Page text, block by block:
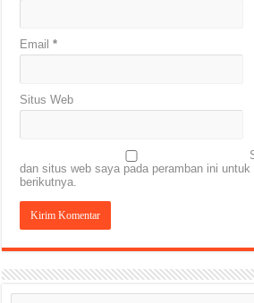
Email*
Situs Web
dan situs web saya pada peramban ini
berikutnya.